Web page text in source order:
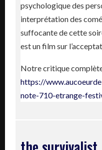
psychologique des
interprétation des
suffocante de cette
est un film sur
Notre critique
https://
note-710-etrange-